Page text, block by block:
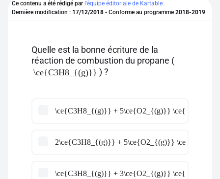
Se connecter
S'inscrire gratuitement
Pour profiter de 10 contenus offerts.
Ce contenu a été rédigé par l'équipe éditoriale de Kartable.
Dernière modification : 17/12/2018 - Conforme au programme 2018-2019
Quelle est la bonne écriture de la
réaction de combustion du propane (
\ce{C3H8_{(g)}} ) ?
\ce{C3H8_{(g)}} + 5\ce{O2_{(g)}} \ce{->}
2\ce{C3H8_{(g)}} + 5\ce{O2_{(g)}} \ce{->}
\ce{C3H8_{(g)}} + 3\ce{O2_{(g)}} \ce{->}